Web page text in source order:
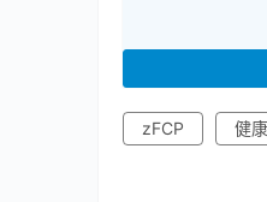
zFCP 健康